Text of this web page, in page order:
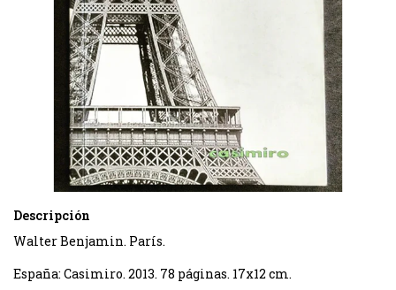
Descripción
Walter Benjamin. París.
España: Casimiro. 2013. 78 páginas. 17x12 cm.